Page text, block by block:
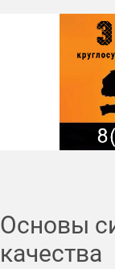
Основы
качества